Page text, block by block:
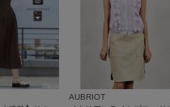
AUBRIOT